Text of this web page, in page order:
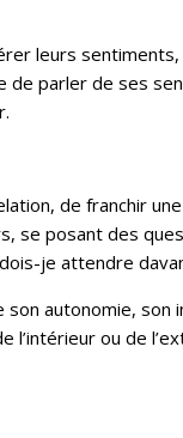
leurs
parler de ses
de franchir
se posant des
je attendre
autonomie, son
l’intérieur ou de